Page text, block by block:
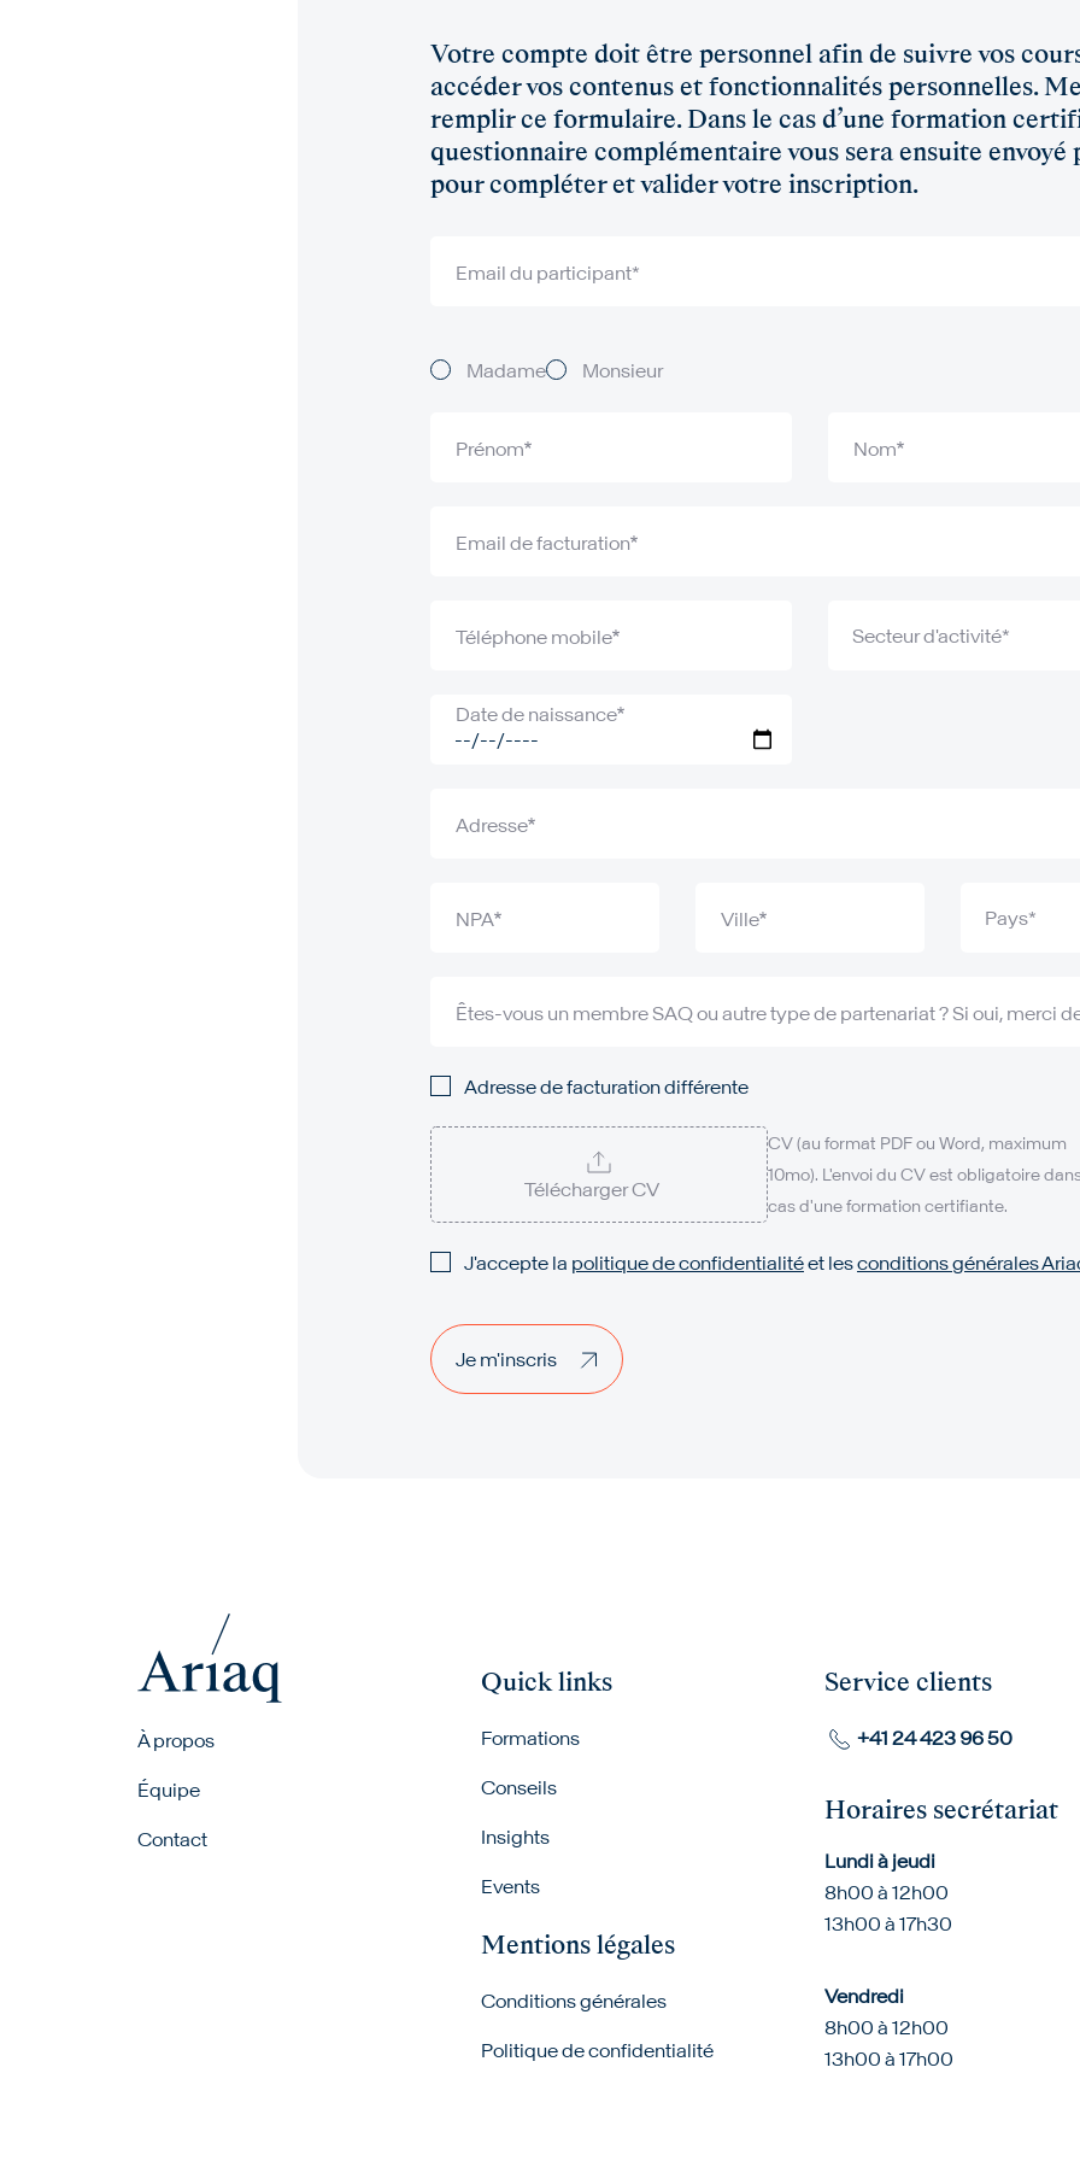
Votre compte doit être personnel afin de suivre vos
accéder vos contenus et fonctionnalités personnelles.
remplir ce formulaire. Dans le cas d’une formation
questionnaire complémentaire vous sera ensuite envoyé
pour compléter et valider votre inscription.
Email du participant*
Formation
TitlesMadame Monsieur
Prénom Nom
Email de facturation
Téléphone mobile
Date de naissance
Adresse
NPA Ville
Êtes-vous un membre SAQ ou autre type de partenariat ? Si oui, merci
Adresse de facturation différente
Télécharger CV
CV (au format PDF ou Word, maximum
10mo). L'envoi du CV est obligatoire
cas d'une formation certifiante.
J'accepte la politique de confidentialitéet lesconditions générales
Je m'inscris
Je m'inscris
Footer menu
À propos
Équipe
Contact
Quick links
Formations
Conseils
Insights
Events
Mentions légales
Conditions générales
Politique de confidentialité
Service clients
+41 24 423 96 50
Horaires secrétariat
Lundi à jeudi
8h00 à 12h00
13h00 à 17h30
Vendredi
8h00 à 12h00
13h00 à 17h00